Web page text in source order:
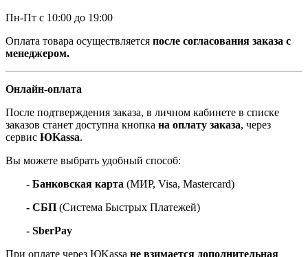
Пн-Пт с 10:00 до 19:00
Оплата товара осуществляется после согласования заказа с
менеджером.
Онлайн-оплата
После подтверждения заказа, в личном кабинете в списке
заказов станет доступна кнопка на оплату заказа, через
сервис ЮKassa.
Вы можете выбрать удобный способ:
- Банковская карта (МИР, Visa, Mastercard)
- СБП (Система Быстрых Платежей)
- SberPay
При оплате через ЮKassa не взимается дополнительная